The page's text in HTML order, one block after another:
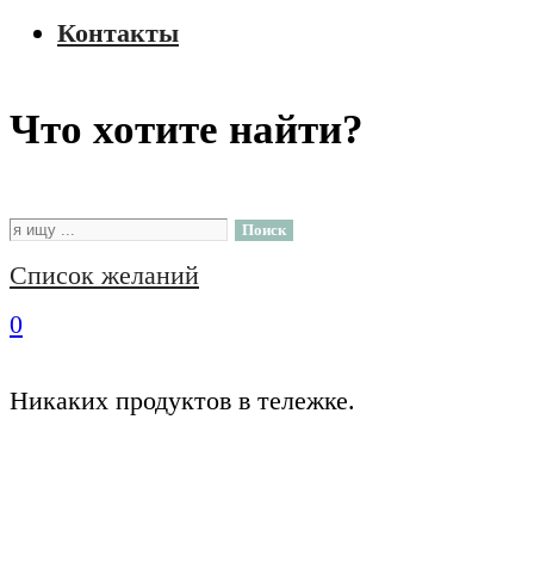
Контакты
Что хотите найти?
Поиск
Список желаний
0
Никаких продуктов в тележке.